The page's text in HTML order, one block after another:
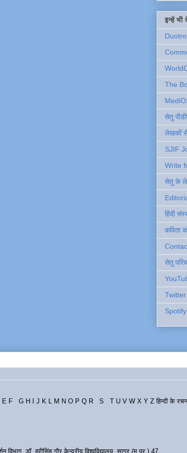
इन्हें
The
सेतु
लेखकों
SJIF
Write
सेतु के
हिंदी
कविता
सेतु
Twitter
Spotify
E F G H I J K L M N O P Q R S T U V W X Y Z हिन्दी के
डॉ. हरीसिंह गौर केन्द्रीय विश्वविद्यालय, सागर (म.प्र.) 47...